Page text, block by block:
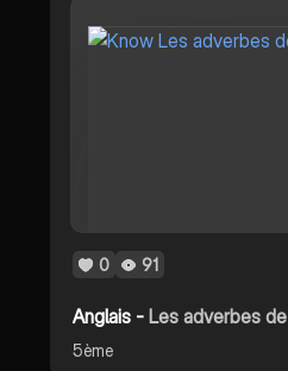
0 91
Anglais -Les adverbes
5ème